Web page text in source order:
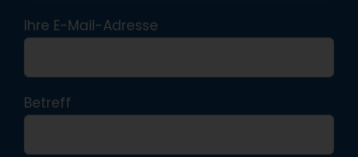
Ihre E-Mail-Adresse
Betreff